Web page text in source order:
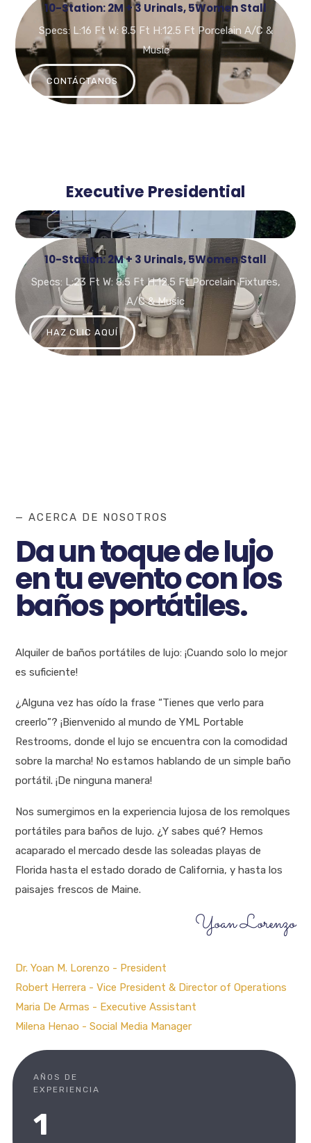
10-Station: 2M + 3 Urinals, 5Women Stall
Specs: L:16 Ft W: 8.5 Ft H:12.5 Ft Porcelain A/C &
Music
CONTÁCTANOS
Executive Presidential
10-Station: 2M + 3 Urinals, 5Women Stall
Specs: L:23 Ft W: 8.5 Ft H:12.5 Ft Porcelain Fixtures,
A/C & Music
HAZ CLIC AQUÍ
— ACERCA DE NOSOTROS
Da un toque de lujo
en tu evento con los
baños portátiles.
Alquiler de baños portátiles de lujo: ¡Cuando solo lo mejor
es suficiente!
¿Alguna vez has oído la frase “Tienes que verlo para
creerlo”? ¡Bienvenido al mundo de YML Portable
Restrooms, donde el lujo se encuentra con la comodidad
sobre la marcha! No estamos hablando de un simple baño
portátil. ¡De ninguna manera!
Nos sumergimos en la experiencia lujosa de los remolques
portátiles para baños de lujo. ¿Y sabes qué? Hemos
acaparado el mercado desde las soleadas playas de
Florida hasta el estado dorado de California, y hasta los
paisajes frescos de Maine.
Yoan Lorenzo
Dr. Yoan M. Lorenzo - President
Robert Herrera - Vice President & Director of Operations
Maria De Armas - Executive Assistant
Milena Henao - Social Media Manager
AÑOS DE
EXPERIENCIA
1